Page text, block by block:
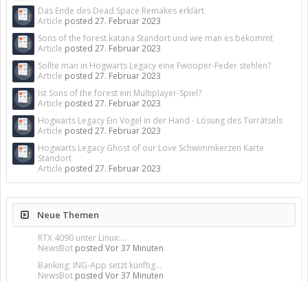
Das Ende des Dead Space Remakes erklärt
Article posted 27. Februar 2023
Sons of the forest katana Standort und wie man es bekommt
Article posted 27. Februar 2023
Sollte man in Hogwarts Legacy eine Fwooper-Feder stehlen?
Article posted 27. Februar 2023
Ist Sons of the forest ein Multiplayer-Spiel?
Article posted 27. Februar 2023
Hogwarts Legacy Ein Vogel in der Hand - Lösung des Türrätsels
Article posted 27. Februar 2023
Hogwarts Legacy Ghost of our Love Schwimmkerzen Karte
Standort
Article posted 27. Februar 2023
Neue Themen
RTX 4090 unter Linux:...
NewsBot posted Vor 37 Minuten
Banking: ING-App setzt künftig...
NewsBot posted Vor 37 Minuten